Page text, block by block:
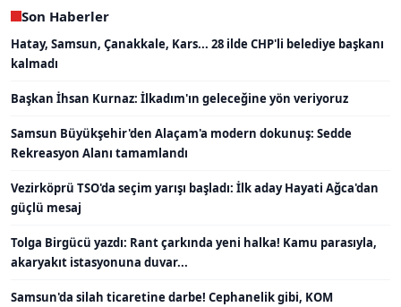
Son Haberler
Hatay, Samsun, Çanakkale, Kars... 28 ilde CHP'li belediye başkanı
kalmadı
Başkan İhsan Kurnaz: İlkadım'ın geleceğine yön veriyoruz
Samsun Büyükşehir'den Alaçam'a modern dokunuş: Sedde
Rekreasyon Alanı tamamlandı
Vezirköprü TSO'da seçim yarışı başladı: İlk aday Hayati Ağca'dan
güçlü mesaj
Tolga Birgücü yazdı: Rant çarkında yeni halka! Kamu parasıyla,
akaryakıt istasyonuna duvar...
Samsun'da silah ticaretine darbe! Cephanelik gibi, KOM